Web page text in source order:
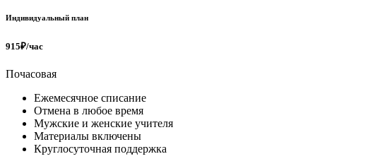
Индивидуальный план
915₽/час
Почасовая
Ежемесячное списание
Отмена в любое время
Мужские и женские учителя
Материалы включены
Круглосуточная поддержка